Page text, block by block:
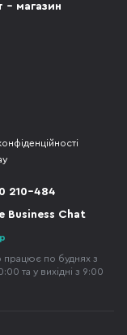
- магазин
210-484
Business Chat
працює по буднях з
та у вихідні з 9:00